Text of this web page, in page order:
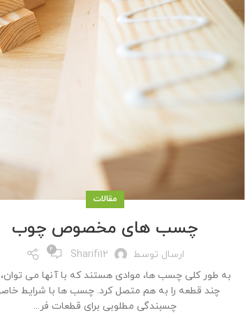
مقالات
چسب های مخصوص چوب
ارسال توسط Sharifi12
2
به طور کلی چسب ها، موادی هستند که با آنها می توان،
چند قطعه را به هم متصل کرد. چسب ها با شرایط
چسبندگی مطلوبی برای قطعات فر...